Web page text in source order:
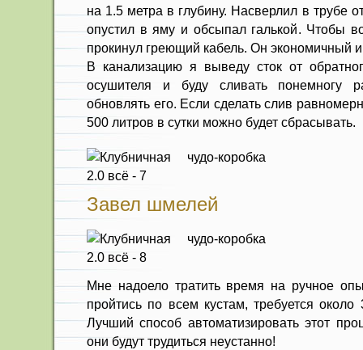
на 1.5 метра в глубину. Насверлил в трубе
опустил в яму и обсыпал галькой. Чтобы
прокинул греющий кабель. Он экономичный и
В канализацию я выведу сток от
осушителя и буду сливать понемногу
обновлять его. Если сделать слив
500 литров в сутки можно будет сбрасывать.
Завел шмелей
Мне надоело тратить время на ручное
пройтись по всем кустам, требуется
Лучший способ автоматизировать этот
они будут трудиться неустанно!